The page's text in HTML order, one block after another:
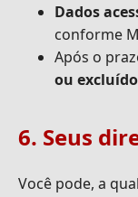
Dados
conforme
Após o
ou
6. Seus
Você pode, a